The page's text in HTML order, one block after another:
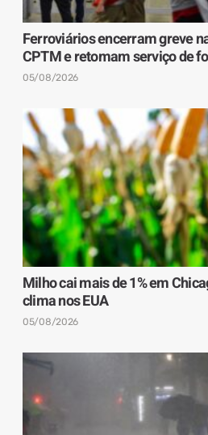
Ferroviários encerram greve
CPTM e retomam serviço de
05/08/2026
Milho cai mais de 1% em
clima nos EUA
05/08/2026